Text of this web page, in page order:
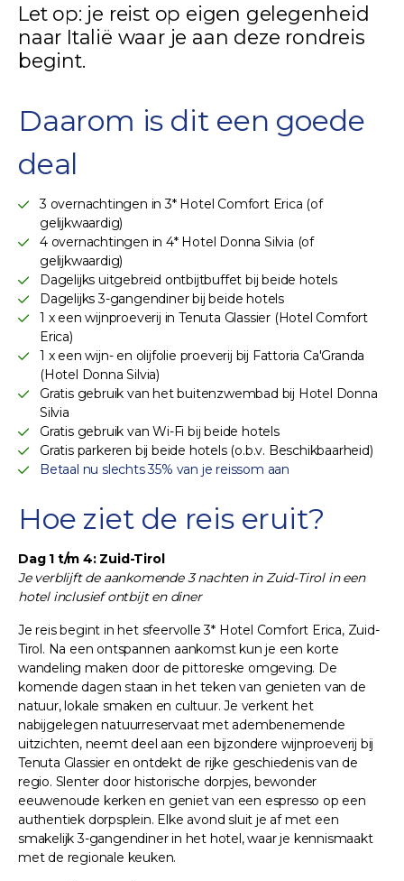
Let op: je reist op eigen gelegenheid
naar Italië waar je aan deze rondreis
begint.
Daarom is dit een goede
deal
3 overnachtingen in 3* Hotel Comfort Erica (of
gelijkwaardig)
4 overnachtingen in 4* Hotel Donna Silvia (of
gelijkwaardig)
Dagelijks uitgebreid ontbijtbuffet bij beide hotels
Dagelijks 3-gangendiner bij beide hotels
1 x een wijnproeverij in Tenuta Glassier (Hotel Comfort
Erica)
1 x een wijn- en olijfolie proeverij bij Fattoria Ca'Granda
(Hotel Donna Silvia)
Gratis gebruik van het buitenzwembad bij Hotel Donna
Silvia
Gratis gebruik van Wi-Fi bij beide hotels
Gratis parkeren bij beide hotels (o.b.v. Beschikbaarheid)
Betaal nu slechts 35% van je reissom aan
Hoe ziet de reis eruit?
Dag 1 t/m 4: Zuid-Tirol
Je verblijft de aankomende 3 nachten in Zuid-Tirol in een
hotel inclusief ontbijt en diner
Je reis begint in het sfeervolle 3* Hotel Comfort Erica, Zuid-
Tirol. Na een ontspannen aankomst kun je een korte
wandeling maken door de pittoreske omgeving. De
komende dagen staan in het teken van genieten van de
natuur, lokale smaken en cultuur. Je verkent het
nabijgelegen natuurreservaat met adembenemende
uitzichten, neemt deel aan een bijzondere wijnproeverij bij
Tenuta Glassier en ontdekt de rijke geschiedenis van de
regio. Slenter door historische dorpjes, bewonder
eeuwenoude kerken en geniet van een espresso op een
authentiek dorpsplein. Elke avond sluit je af met een
smakelijk 3-gangendiner in het hotel, waar je kennismaakt
met de regionale keuken.